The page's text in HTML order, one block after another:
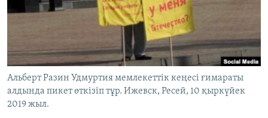
ЖАЗЫЛЫҢЫЗ
Басқа тілдерде
Альберт Разин Удмуртия мемлекеттік кеңесі ғимараты
алдында пикет өткізіп тұр. Ижевск, Ресей, 10 қыркүйек
2019 жыл.